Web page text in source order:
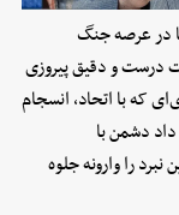
در عرصه جنگ
درست و دقیق پیروزی
که با اتحاد، انسجام
دشمن با
را وارونه جلوه